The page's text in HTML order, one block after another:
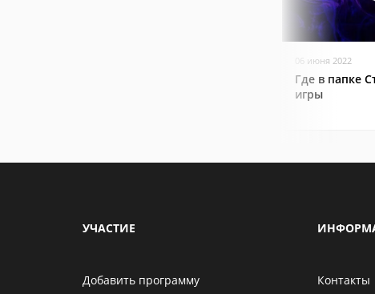
06 июня 2022
Где в папке
игры
УЧАСТИЕ
Добавить программу Контакты